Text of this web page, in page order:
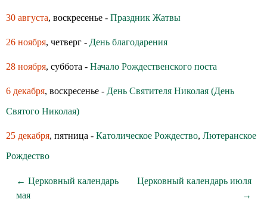
30 августа, воскресенье - Праздник Жатвы
26 ноября, четверг - День благодарения
28 ноября, суббота - Начало Рождественского поста
6 декабря, воскресенье - День Святителя Николая (День
Святого Николая)
25 декабря, пятница - Католическое Рождество, Лютеранское
Рождество
← Церковный календарь
мая
Церковный календарь июля
→